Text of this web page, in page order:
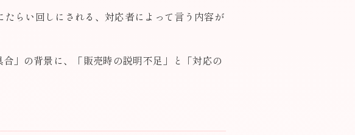
らい回しにされる、対応者によって言う内容が
」の背景に、「販売時の説明不足」と「対応の